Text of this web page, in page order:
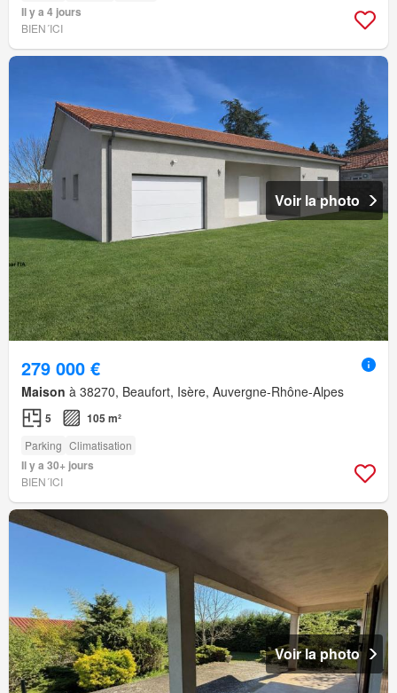
Il y a 4 jours
BIEN´ICI
Voir la photo
279 000 €
Maison à 38270, Beaufort, Isère, Auvergne-Rhône-Alpes
5 105 m²
Parking Climatisation
Il y a 30+ jours
BIEN´ICI
Voir la photo